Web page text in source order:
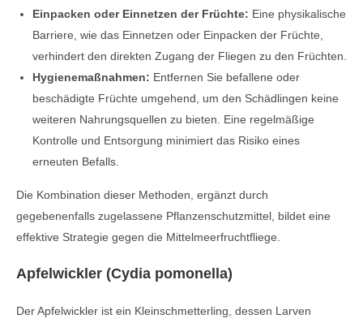
Einpacken oder Einnetzen der Früchte: Eine physikalische
Barriere, wie das Einnetzen oder Einpacken der Früchte,
verhindert den direkten Zugang der Fliegen zu den Früchten.
Hygienemaßnahmen: Entfernen Sie befallene oder
beschädigte Früchte umgehend, um den Schädlingen keine
weiteren Nahrungsquellen zu bieten. Eine regelmäßige
Kontrolle und Entsorgung minimiert das Risiko eines
erneuten Befalls.
Die Kombination dieser Methoden, ergänzt durch
gegebenenfalls zugelassene Pflanzenschutzmittel, bildet eine
effektive Strategie gegen die Mittelmeerfruchtfliege.
Apfelwickler (Cydia pomonella)
Der Apfelwickler ist ein Kleinschmetterling, dessen Larven